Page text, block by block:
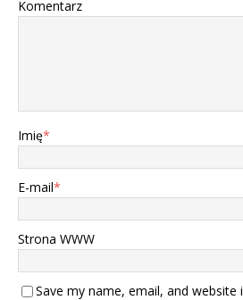
Komentarz
Imię*
E-mail*
Strona WWW
Save my name, email, and